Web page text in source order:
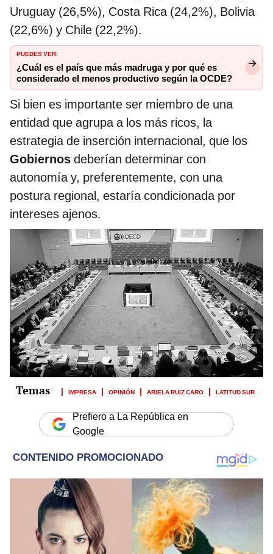
Uruguay (26,5%), Costa Rica (24,2%), Bolivia
(22,6%) y Chile (22,2%).
PUEDES VER:
¿Cuál es el país que más madruga y por qué es
considerado el menos productivo según la OCDE?
Si bien es importante ser miembro de una
entidad que agrupa a los más ricos, la
estrategia de inserción internacional, que los
Gobiernos deberían determinar con
autonomía y, preferentemente, con una
postura regional, estaría condicionada por
intereses ajenos.
IMPRESA OPINIÓN ARIELA RUIZ CARO LATITUD SUR
Prefiero a La República en
Google